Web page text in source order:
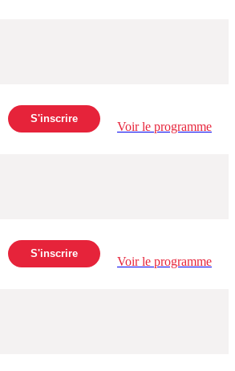
S'inscrire
Voir le programme
S'inscrire
Voir le programme